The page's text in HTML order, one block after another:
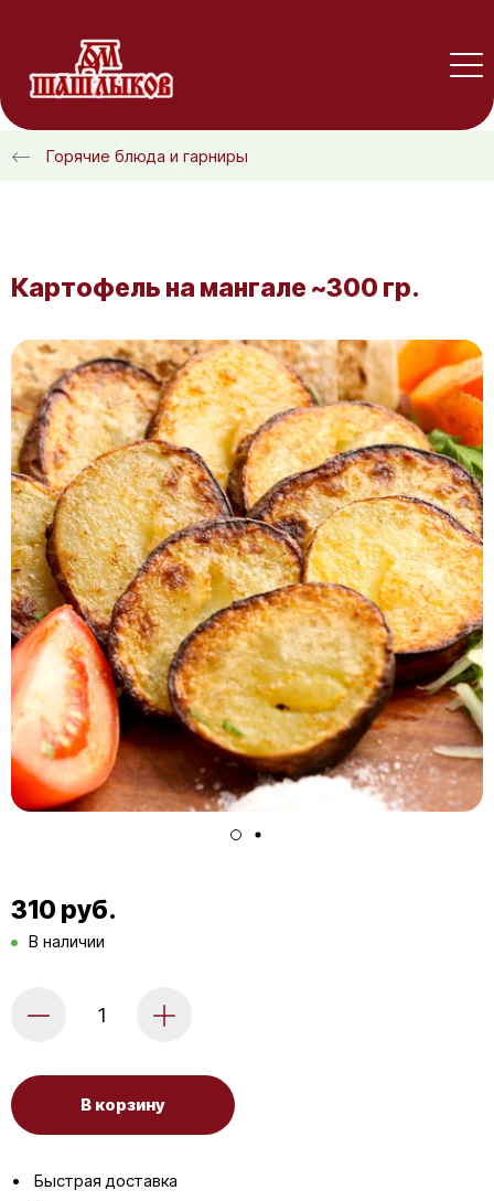
Горячие блюда и гарниры
Картофель на мангале ~300 гр.
310 руб.
В наличии
В корзину
Быстрая доставка